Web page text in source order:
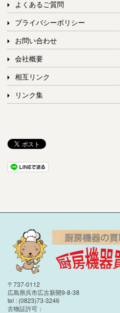
よくあるご質問
プライバシーポリシー
お問い合わせ
会社概要
相互リンク
リンク集
〒737-0112
広島県呉市広古新開9-8-38
tel : (0823)73-3246
古物証許可：